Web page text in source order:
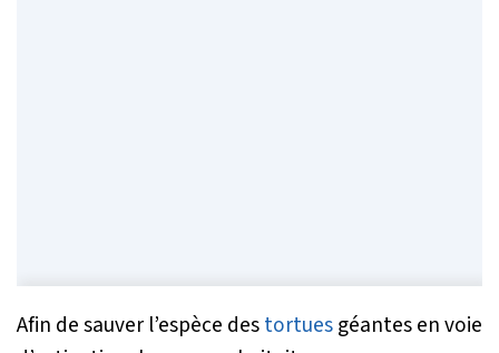
Afin de sauver l’espèce destortuesgéantes en voie